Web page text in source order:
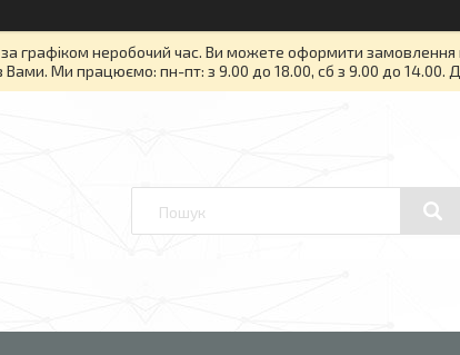
графіком неробочий час. Ви можете оформити замовлення
Вами. Ми працюємо: пн-пт: з 9.00 до 18.00, сб з 9.00 до 14.00.